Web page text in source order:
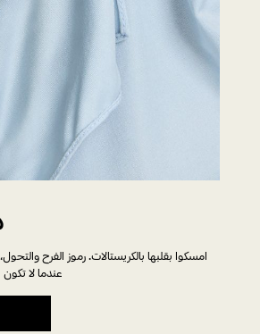
امسكوا بقلبها بالكريستالات. رموز الفرح
عندما لا